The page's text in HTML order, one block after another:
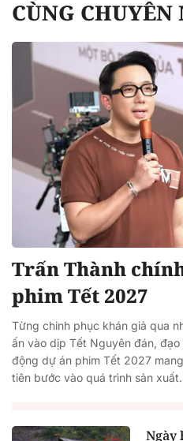
CÙNG CHUYÊN
Trấn Thành
phim Tết 2027
Từng chinh phục khán giả qua
ấn vào dịp Tết Nguyên đán,
động dự án phim Tết 2027
tiên bước vào quá trình sản xuất.
Ngày